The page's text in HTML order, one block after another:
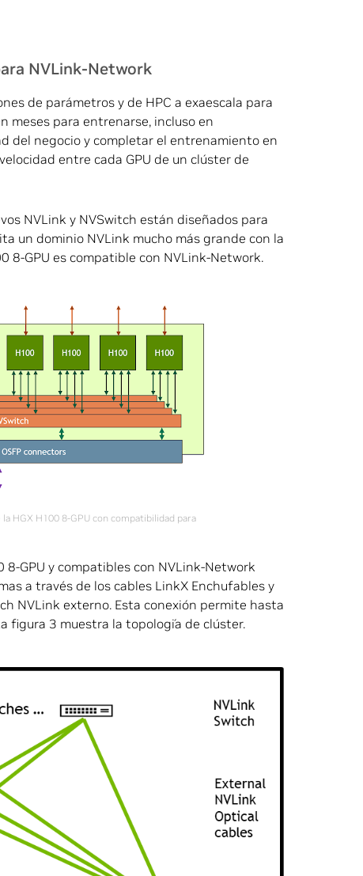
NVLink-Network
de parámetros y de HPC a exaescala para
meses para entrenarse, incluso en
del negocio y completar el entrenamiento en
entre cada GPU de un clúster de
NVLink y NVSwitch están diseñados para
un dominio NVLink mucho más grande con la
8-GPU es compatible con NVLink-Network.
HGX H100 8-GPU con compatibilidad para
GPU y compatibles con NVLink-Network
a través de los cables LinkX Enchufables y
NVLink externo. Esta conexión permite hasta
figura 3 muestra la topología de clúster.